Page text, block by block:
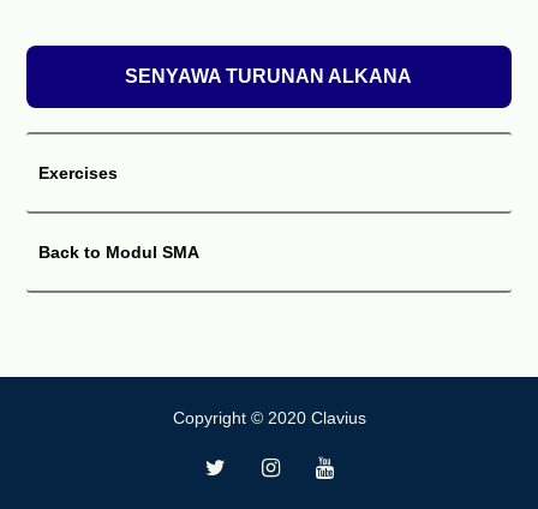
3. Nama cabang disusun berdasarkan abjad dan diletakkan di
4. Senyawa alkohol yang tidak memiliki cabang dan gugus OH
SENYAWA TURUNAN ALKANA
Exercises
Back to Modul SMA
Copyright © 2020 Clavius